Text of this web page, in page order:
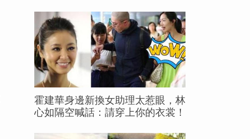
霍建華身邊新換女助理太惹眼，林
心如隔空喊話：請穿上你的衣裳！